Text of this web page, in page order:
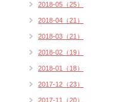
2018-05（25）
2018-04（21）
2018-03（21）
2018-02（19）
2018-01（18）
2017-12（23）
2017-11（20）